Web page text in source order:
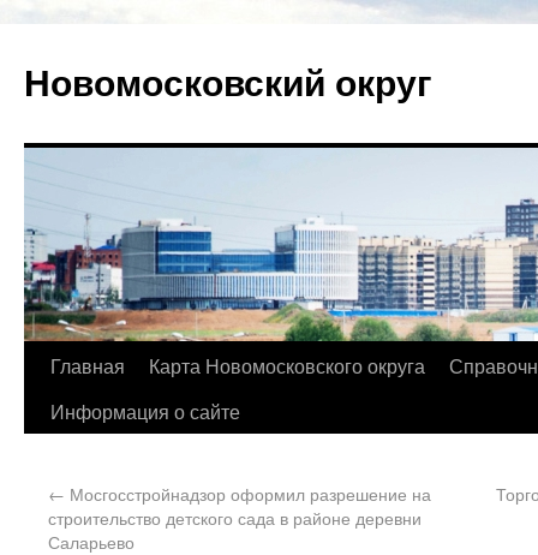
Новомосковский округ
Главная Карта Новомосковского округа
Информация о сайте
← Мосгосстройнадзор оформил разрешение на
строительство детского сада в районе деревни
Саларьево